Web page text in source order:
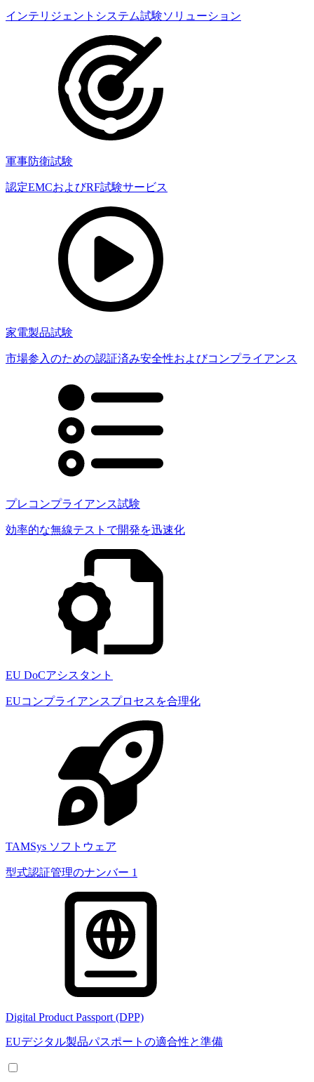
インテリジェントシステム試験ソリューション
軍事防衛試験
認定EMCおよびRF試験サービス
家電製品試験
市場参入のための認証済み安全性およびコンプライアンス
プレコンプライアンス試験
効率的な無線テストで開発を迅速化
EU DoCアシスタント
EUコンプライアンスプロセスを合理化
TAMSys ソフトウェア
型式認証管理のナンバー 1
Digital Product Passport (DPP)
EUデジタル製品パスポートの適合性と準備